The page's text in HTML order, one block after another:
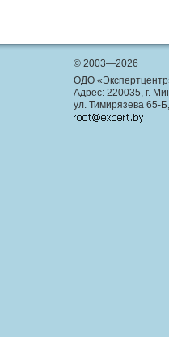
© 2003—2026
ОДО
Адрес: 220035, г.
ул. Тимирязева 65-